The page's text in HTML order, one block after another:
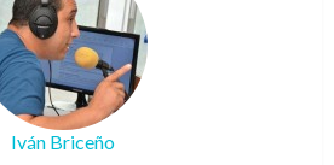
Iván Briceño